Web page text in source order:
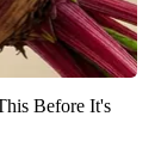
Before It's